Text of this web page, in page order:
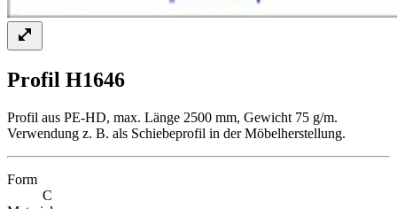
Profil H1646
Profil aus PE-HD, max. Länge 2500 mm, Gewicht 75 g/m.
Verwendung z. B. als Schiebeprofil in der Möbelherstellung.
Form
C